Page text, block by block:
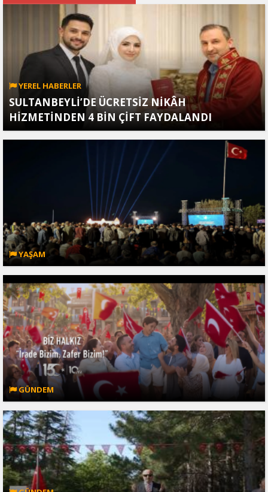
YEREL HABERLER
SULTANBEYLİ’DE ÜCRETSİZ NİKÂH
HİZMETİNDEN 4 BİN ÇİFT FAYDALANDI
YAŞAM
GÜNDEM